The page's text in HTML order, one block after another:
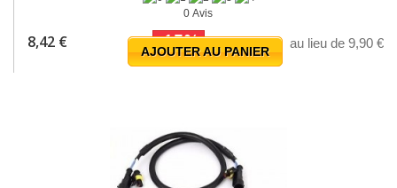
0 Avis
8,42 € au lieu de 9,90 €
-15%
AJOUTER AU PANIER